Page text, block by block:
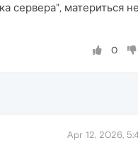
сервера", материться
0
Apr 12, 2026,